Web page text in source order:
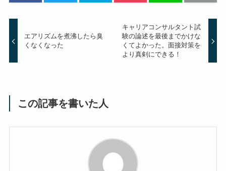
エアリズムを煮沸したら臭
くなくなった
キャリアコンサルタント試
験の論述を最後までかけな
くてよかった。面接対策を
より真剣にできる！
この記事を書いた人